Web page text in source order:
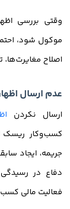
موکول شود،
اصلاح
عدم ارسال
ارسال نکردن
کسب‌وکار
جریمه، ایجاد
دفاع در
فعالیت مالی